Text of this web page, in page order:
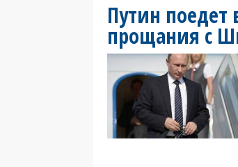
Путин
прощания с